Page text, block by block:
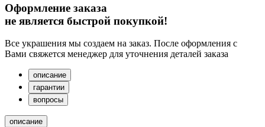
Оформление заказа
не является быстрой покупкой!
Все украшения мы создаем на заказ. После оформления с
Вами свяжется менеджер для уточнения деталей заказа
описание
гарантии
вопросы
описание